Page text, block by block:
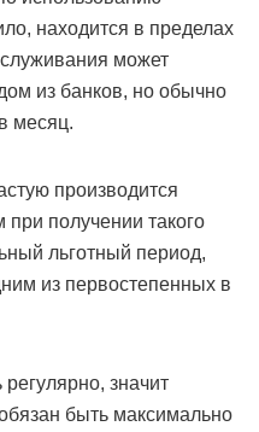
находится в пределах
может
из банков, но обычно
месяц.
производится
получении такого
льготный период,
из первостепенных в
значит
быть максимально